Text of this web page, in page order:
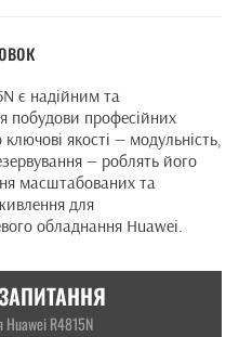
є надійним та
побудови професійних
якості — модульність,
— роблять його
масштабованих та
для
обладнання Huawei.
R4815N